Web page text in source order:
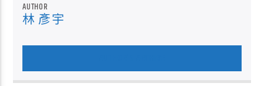
AUTHOR
林 彥宇